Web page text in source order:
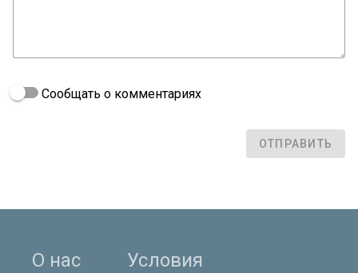
Сообщать о комментариях
ОТПРАВИТЬ
О нас Условия